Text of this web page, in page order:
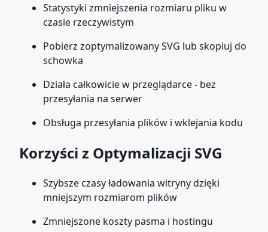
Statystyki zmniejszenia rozmiaru pliku w
czasie rzeczywistym
Pobierz zoptymalizowany SVG lub skopiuj do
schowka
Działa całkowicie w przeglądarce - bez
przesyłania na serwer
Obsługa przesyłania plików i wklejania kodu
Korzyści z Optymalizacji SVG
Szybsze czasy ładowania witryny dzięki
mniejszym rozmiarom plików
Zmniejszone koszty pasma i hostingu